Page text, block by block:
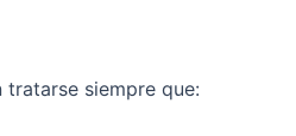
siempre que: